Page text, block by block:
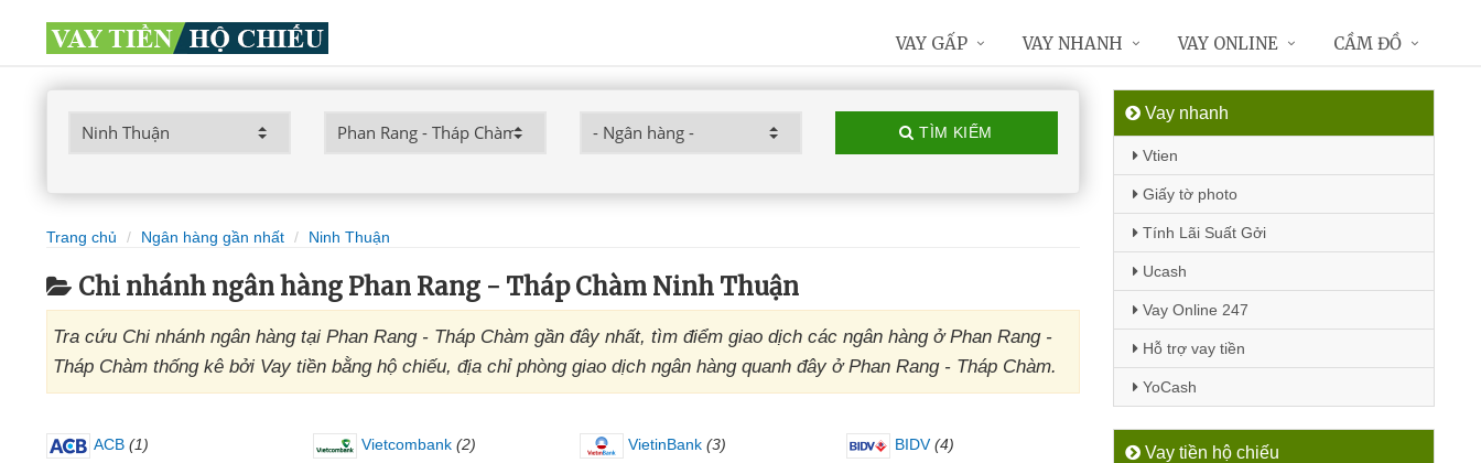
TÌM KIẾM
Trang chủ Ngân hàng gần nhất Ninh Thuận
Chi nhánh ngân hàng Phan Rang - Tháp Chàm Ninh Thuận
Tra cứu Chi nhánh ngân hàng tại Phan Rang - Tháp Chàm gần đây nhất, tìm điểm giao dịch các ngân hàng ở Phan Rang -
Tháp Chàm thống kê bởi Vay tiền bằng hộ chiếu, địa chỉ phòng giao dịch ngân hàng quanh đây ở Phan Rang - Tháp Chàm.
ACB (1) Vietcombank (2) VietinBank (3) BIDV (4)
Vay nhanh
Vtien
Giấy tờ photo
Tính Lãi Suất Gởi
Ucash
Vay Online 247
Hỗ trợ vay tiền
YoCash
Vay tiền hộ chiếu
VAY GẤP VAY NHANH VAY ONLINE CẦM ĐỒ